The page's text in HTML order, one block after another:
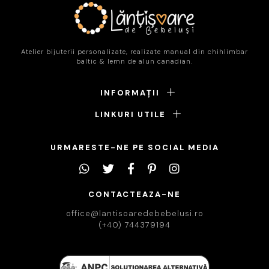
Atelier bijuterii personalizate, realizate manual din chihlimbar
baltic & lemn de alun canadian.
INFORMAȚII
LINKURI UTILE
URMARESTE-NE PE SOCIAL MEDIA
CONTACTEAZA-NE
office@lantisoaredebebelusi.ro
(+40) 744379194